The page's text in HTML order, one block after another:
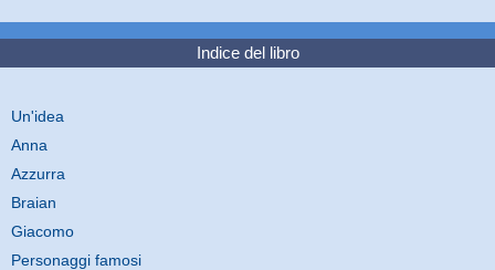
Indice del libro
Un'idea
Anna
Azzurra
Braian
Giacomo
Personaggi famosi